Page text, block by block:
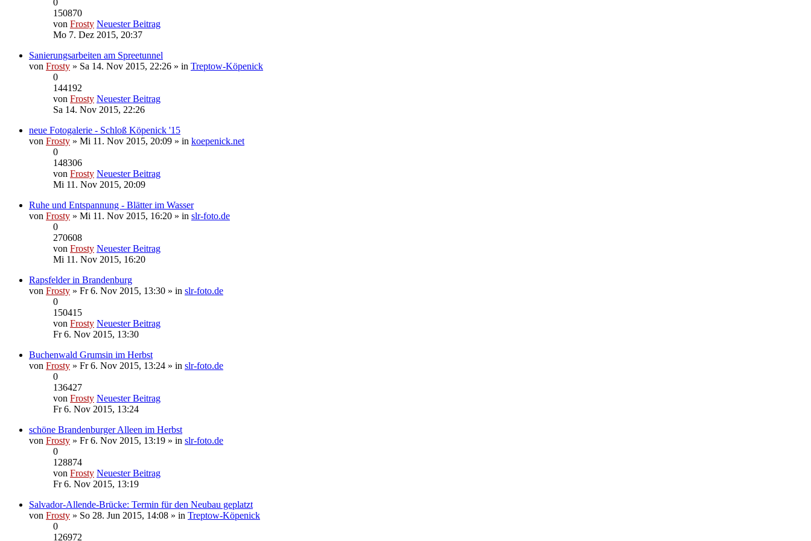
150870
von Frosty Neuester Beitrag
Mo 7. Dez 2015, 20:37
Sanierungsarbeiten am Spreetunnel
von Frosty » Sa 14. Nov 2015, 22:26 » in Treptow-Köpenick
0
144192
von Frosty Neuester Beitrag
Sa 14. Nov 2015, 22:26
neue Fotogalerie - Schloß Köpenick '15
von Frosty » Mi 11. Nov 2015, 20:09 » in koepenick.net
0
148306
von Frosty Neuester Beitrag
Mi 11. Nov 2015, 20:09
Ruhe und Entspannung - Blätter im Wasser
von Frosty » Mi 11. Nov 2015, 16:20 » in slr-foto.de
0
270608
von Frosty Neuester Beitrag
Mi 11. Nov 2015, 16:20
Rapsfelder in Brandenburg
von Frosty » Fr 6. Nov 2015, 13:30 » in slr-foto.de
0
150415
von Frosty Neuester Beitrag
Fr 6. Nov 2015, 13:30
Buchenwald Grumsin im Herbst
von Frosty » Fr 6. Nov 2015, 13:24 » in slr-foto.de
0
136427
von Frosty Neuester Beitrag
Fr 6. Nov 2015, 13:24
schöne Brandenburger Alleen im Herbst
von Frosty » Fr 6. Nov 2015, 13:19 » in slr-foto.de
0
128874
von Frosty Neuester Beitrag
Fr 6. Nov 2015, 13:19
Salvador-Allende-Brücke: Termin für den Neubau geplatzt
von Frosty » So 28. Jun 2015, 14:08 » in Treptow-Köpenick
0
126972